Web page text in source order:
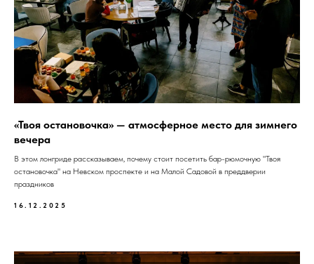
«Твоя остановочка» — атмосферное место для зимнего
вечера
В этом лонгриде рассказываем, почему стоит посетить бар-рюмочную "Твоя
остановочка" на Невском проспекте и на Малой Садовой в преддверии
праздников
16.12.2025